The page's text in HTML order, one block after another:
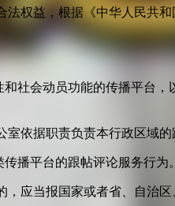
权益，根据《中华人民共
社会动员功能的传播平台
依据职责负责本行政区域
播平台的跟帖评论服务行为
应当报国家或者省、自治